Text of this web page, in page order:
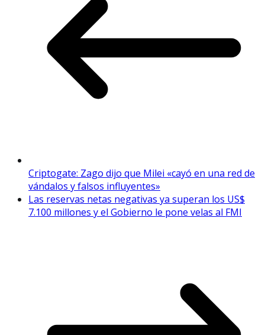
Criptogate: Zago dijo que Milei «cayó en una red de
vándalos y falsos influyentes»
Las reservas netas negativas ya superan los US$
7.100 millones y el Gobierno le pone velas al FMI